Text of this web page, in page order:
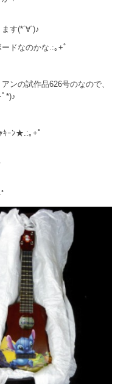
す(*´∀`)♪
ドなのかな.:｡+ﾟ
ンの試作品626号のなので、
*)♪
ｷｰﾝ★.:｡+ﾟ